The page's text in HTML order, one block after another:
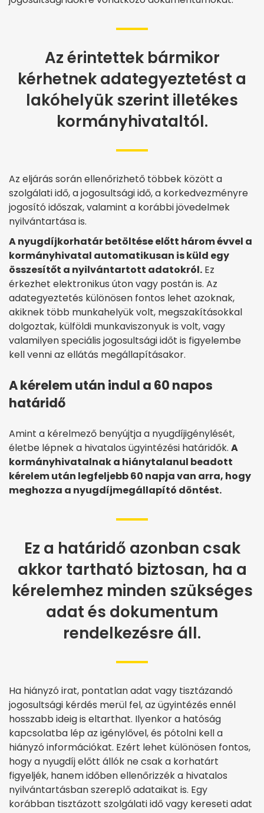
Az érintettek bármikor
kérhetnek adategyeztetést a
lakóhelyük szerint illetékes
kormányhivataltól.
Az eljárás során ellenőrizhető többek között a
szolgálati idő, a jogosultsági idő, a korkedvezményre
jogosító időszak, valamint a korábbi jövedelmek
nyilvántartása is.
A nyugdíjkorhatár betöltése előtt három évvel a
kormányhivatal automatikusan is küld egy
összesítőt a nyilvántartott adatokról. Ez
érkezhet elektronikus úton vagy postán is. Az
adategyeztetés különösen fontos lehet azoknak,
akiknek több munkahelyük volt, megszakításokkal
dolgoztak, külföldi munkaviszonyuk is volt, vagy
valamilyen speciális jogosultsági időt is figyelembe
kell venni az ellátás megállapításakor.
A kérelem után indul a 60 napos
határidő
Amint a kérelmező benyújtja a nyugdíjigénylését,
életbe lépnek a hivatalos ügyintézési határidők. A
kormányhivatalnak a hiánytalanul beadott
kérelem után legfeljebb 60 napja van arra, hogy
meghozza a nyugdíjmegállapító döntést.
Ez a határidő azonban csak
akkor tartható biztosan, ha a
kérelemhez minden szükséges
adat és dokumentum
rendelkezésre áll.
Ha hiányzó irat, pontatlan adat vagy tisztázandó
jogosultsági kérdés merül fel, az ügyintézés ennél
hosszabb ideig is eltarthat. Ilyenkor a hatóság
kapcsolatba lép az igénylővel, és pótolni kell a
hiányzó információkat. Ezért lehet különösen fontos,
hogy a nyugdíj előtt állók ne csak a korhatárt
figyeljék, hanem időben ellenőrizzék a hivatalos
nyilvántartásban szereplő adataikat is. Egy
korábban tisztázott szolgálati idő vagy kereseti adat